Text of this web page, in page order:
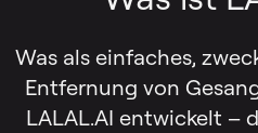
Was als einfaches,
Entfernung von
LALAL.AI entwickelt –